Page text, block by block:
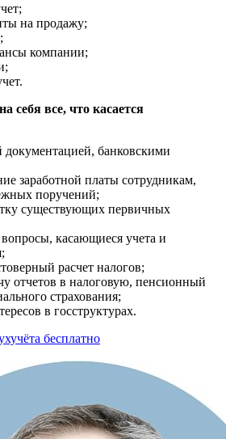
на продажу;
компании;
себя все, что касается
документацией, банковскими
заработной платы сотрудникам,
поручений;
существующих первичных
касающиеся учета и
расчет налогов;
отчетов в налоговую, пенсионный
страхования;
в госструктурах.
бесплатно